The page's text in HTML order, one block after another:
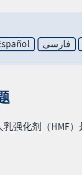
فارسی
乳强化剂（HMF